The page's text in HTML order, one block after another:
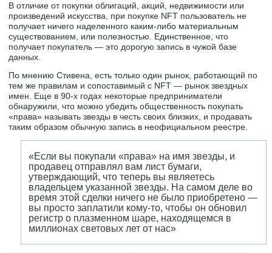
В отличие от покупки облигаций, акций, недвижимости или
произведений искусства, при покупке NFT пользователь не
получает ничего наделенного каким-либо материальным
существованием, или полезностью. Единственное, что
получает покупатель — это дорогую запись в чужой базе
данных.
По мнению Стивена, есть только один рынок, работающий по
тем же правилам и сопоставимый с NFT — рынок звездных
имен. Еще в 90-х годах некоторые предприниматели
обнаружили, что можно убедить общественность покупать
«права» называть звезды в честь своих близких, и продавать
таким образом обычную запись в неофициальном реестре.
«Если вы покупали «права» на имя звезды, и
продавец отправлял вам лист бумаги,
утверждающий, что теперь вы являетесь
владельцем указанной звезды. На самом деле во
время этой сделки ничего не было приобретено —
вы просто заплатили кому-то, чтобы он обновил
регистр о плазменном шаре, находящемся в
миллионах световых лет от нас»